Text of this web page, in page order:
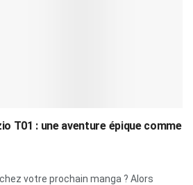
T01 : une aventure épique comme
votre prochain manga ? Alors